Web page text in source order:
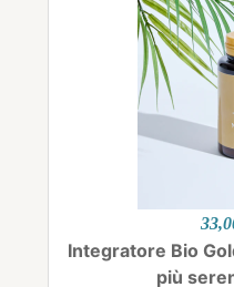
Integratore Bio
più